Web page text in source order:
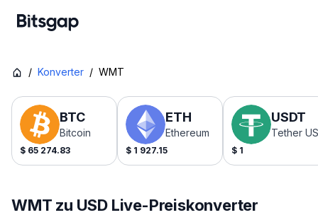
/ Konverter / WMT
BTC
Bitcoin
$ 65 274.83
ETH
Ethereum
$ 1 927.15
USDT
Tether
$ 1
WMT zu USD Live-Preiskonverter